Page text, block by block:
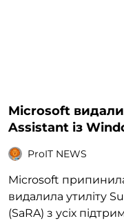
Microsoft
Assistant із
ProIT NEWS
Microsoft
видалила утиліту
(SaRA) з усіх